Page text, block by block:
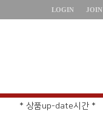
LOGIN JOIN
* 주문취소 제한 *
* 상품up-date시간 *